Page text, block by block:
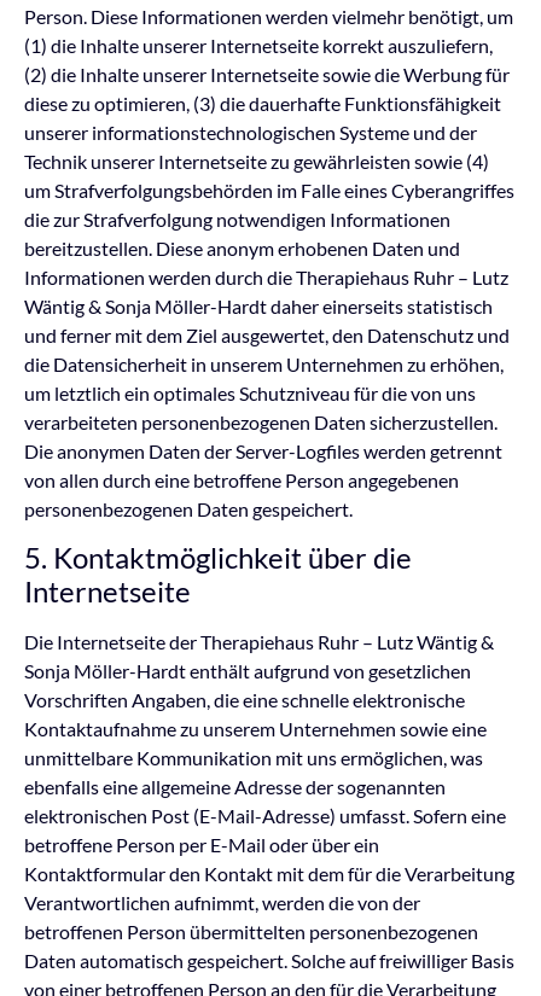
Person. Diese Informationen werden vielmehr benötigt, um
(1) die Inhalte unserer Internetseite korrekt auszuliefern,
(2) die Inhalte unserer Internetseite sowie die Werbung für
diese zu optimieren, (3) die dauerhafte Funktionsfähigkeit
unserer informationstechnologischen Systeme und der
Technik unserer Internetseite zu gewährleisten sowie (4)
um Strafverfolgungsbehörden im Falle eines Cyberangriffes
die zur Strafverfolgung notwendigen Informationen
bereitzustellen. Diese anonym erhobenen Daten und
Informationen werden durch die Therapiehaus Ruhr – Lutz
Wäntig & Sonja Möller-Hardt daher einerseits statistisch
und ferner mit dem Ziel ausgewertet, den Datenschutz und
die Datensicherheit in unserem Unternehmen zu erhöhen,
um letztlich ein optimales Schutzniveau für die von uns
verarbeiteten personenbezogenen Daten sicherzustellen.
Die anonymen Daten der Server-Logfiles werden getrennt
von allen durch eine betroffene Person angegebenen
personenbezogenen Daten gespeichert.
5. Kontaktmöglichkeit über die
Internetseite
Die Internetseite der Therapiehaus Ruhr – Lutz Wäntig &
Sonja Möller-Hardt enthält aufgrund von gesetzlichen
Vorschriften Angaben, die eine schnelle elektronische
Kontaktaufnahme zu unserem Unternehmen sowie eine
unmittelbare Kommunikation mit uns ermöglichen, was
ebenfalls eine allgemeine Adresse der sogenannten
elektronischen Post (E-Mail-Adresse) umfasst. Sofern eine
betroffene Person per E-Mail oder über ein
Kontaktformular den Kontakt mit dem für die Verarbeitung
Verantwortlichen aufnimmt, werden die von der
betroffenen Person übermittelten personenbezogenen
Daten automatisch gespeichert. Solche auf freiwilliger Basis
von einer betroffenen Person an den für die Verarbeitung